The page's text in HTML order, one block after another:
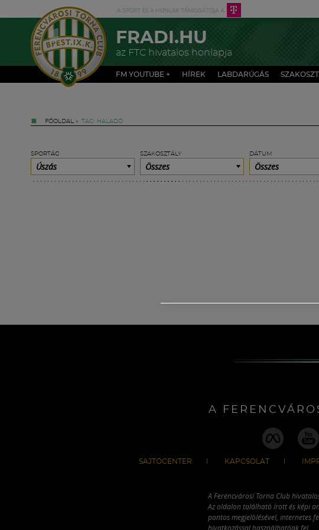
FRADI.HU
az FTC hivatalos honlapja
FM YOUTUBE + HÍREK LABDARÚGÁS
FŐOLDAL » TAG: HALADÓ
SPORTÁG
Úszás
SZAKOSZTÁLY
Összes
DÁTUM
Összes
A
SAJTÓCENTER KAPCSOLAT
A Ferencvárosi Torna Club
Az oldalon található írott és képi
pontos megjelölésével, internetes
hivatkozással használhatóak fel.